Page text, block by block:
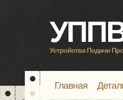
Устройства Подачи
Главная